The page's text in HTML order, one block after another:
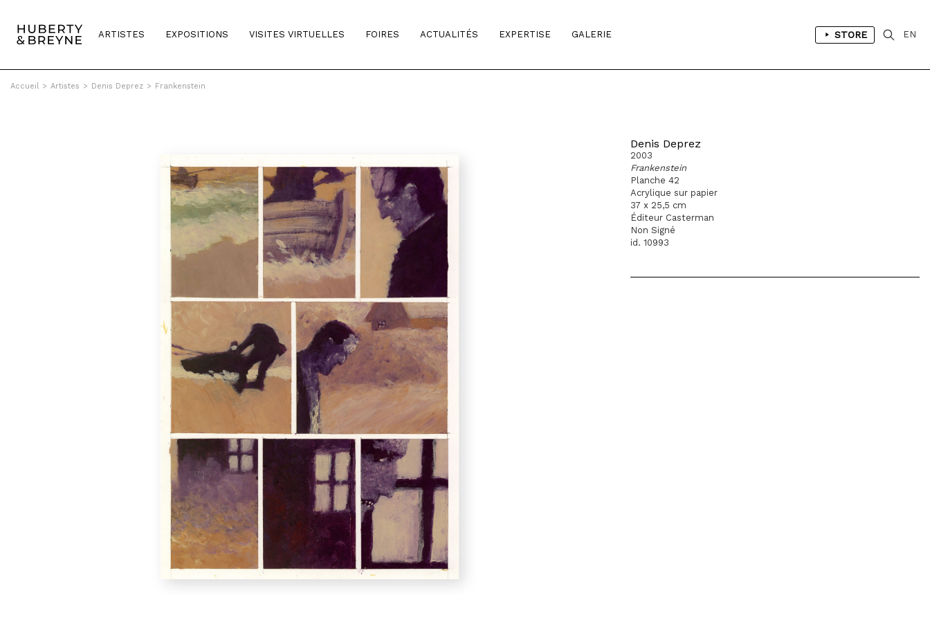
ARTISTES EXPOSITIONS VISITES VIRTUELLES FOIRES ACTUALITÉS EXPERTISE GALERIE STORE EN
Accueil > Artistes > Denis Deprez > Frankenstein
Denis Deprez
2003
Frankenstein
Planche 42
Acrylique sur papier
37 x 25,5 cm
Éditeur Casterman
Non Signé
id. 10993